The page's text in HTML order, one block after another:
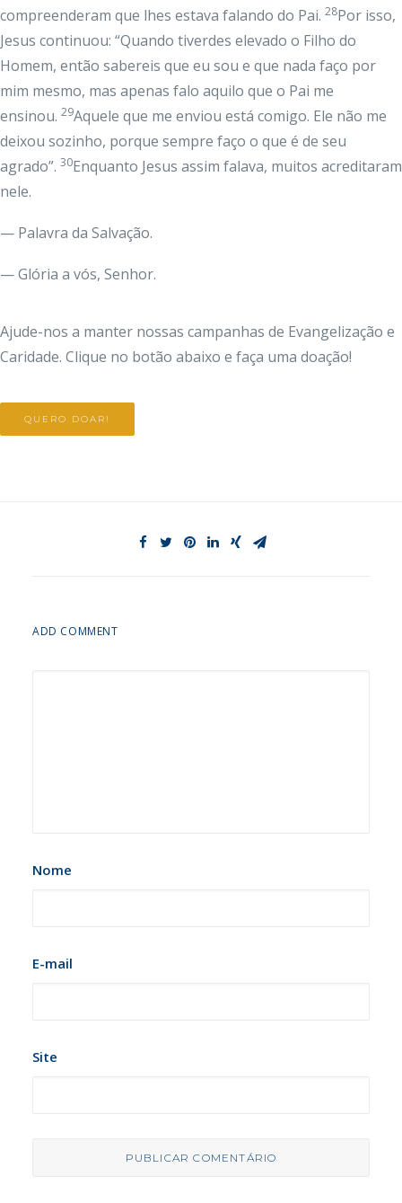
compreenderam que lhes estava falando do Pai. 28Por isso,
Jesus continuou: “Quando tiverdes elevado o Filho do
Homem, então sabereis que eu sou e que nada faço por
mim mesmo, mas apenas falo aquilo que o Pai me
ensinou. 29Aquele que me enviou está comigo. Ele não me
deixou sozinho, porque sempre faço o que é de seu
agrado”. 30Enquanto Jesus assim falava, muitos acreditaram
nele.
— Palavra da Salvação.
— Glória a vós, Senhor.
Ajude-nos a manter nossas campanhas de Evangelização e
Caridade. Clique no botão abaixo e faça uma doação!
QUERO DOAR!
ADD COMMENT
Nome
E-mail
Site